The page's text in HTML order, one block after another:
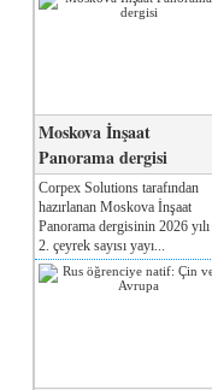
Moskova İnşaat
Panorama dergisi
Corpex Solutions tarafından
hazırlanan Moskova İnşaat
Panorama dergisinin 2026 yılı
2. çeyrek sayısı yayı...